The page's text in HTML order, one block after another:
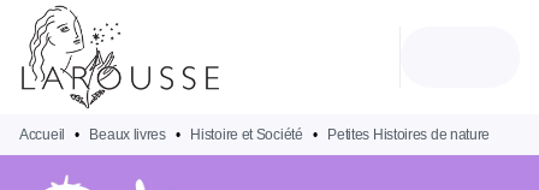
MENU
PIED DE PAGE
Accueil • Beaux livres • Histoire et Société • Petites Histoires de nature